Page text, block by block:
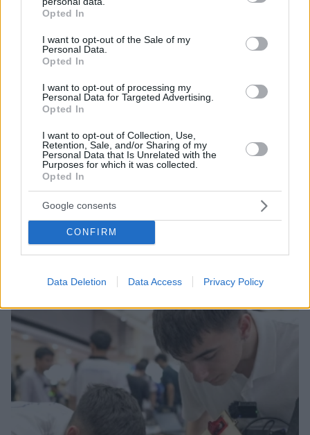
grant or deny consent to Google and its third-party tags to
use your data for below specified purposes in below Google
consent section.
Opted In
I want to opt-out of the Sale of my
Personal Data.
Opted In
I want to opt-out of processing my
Personal Data for Targeted Advertising.
Opted In
I want to opt-out of Collection, Use,
Retention, Sale, and/or Sharing of my
Personal Data that Is Unrelated with the
Purposes for which it was collected.
Opted In
Google consents
CONFIRM
Data Deletion Data Access Privacy Policy
ταξίδια με τρένο σε γραφικά τοπία, η νότια
Τασμανία στην Αυστραλία, η Σιγκαπούρη, το
Σόμερσετ στην Αγγλία, η Σονόρα στο Μεξικό, η
Μποζτζάντα στην Τουρκία, η Μινεάπολη στις
στο τέλος ο τηλεπαρουσιαστής Αντονι
Πορόφσκι προσθέτει το Λονδίνο.
Thema Insights
Ακολουθήστε τοprotothema.gr στο Google News
και μάθετε πρώτοι όλες τις ειδήσεις
Δείτε όλες τις τελευταίες
από την Ελλάδα
και τον Κόσμο, τη στιγμή που συμβαίνουν, στο
Protothema.gr